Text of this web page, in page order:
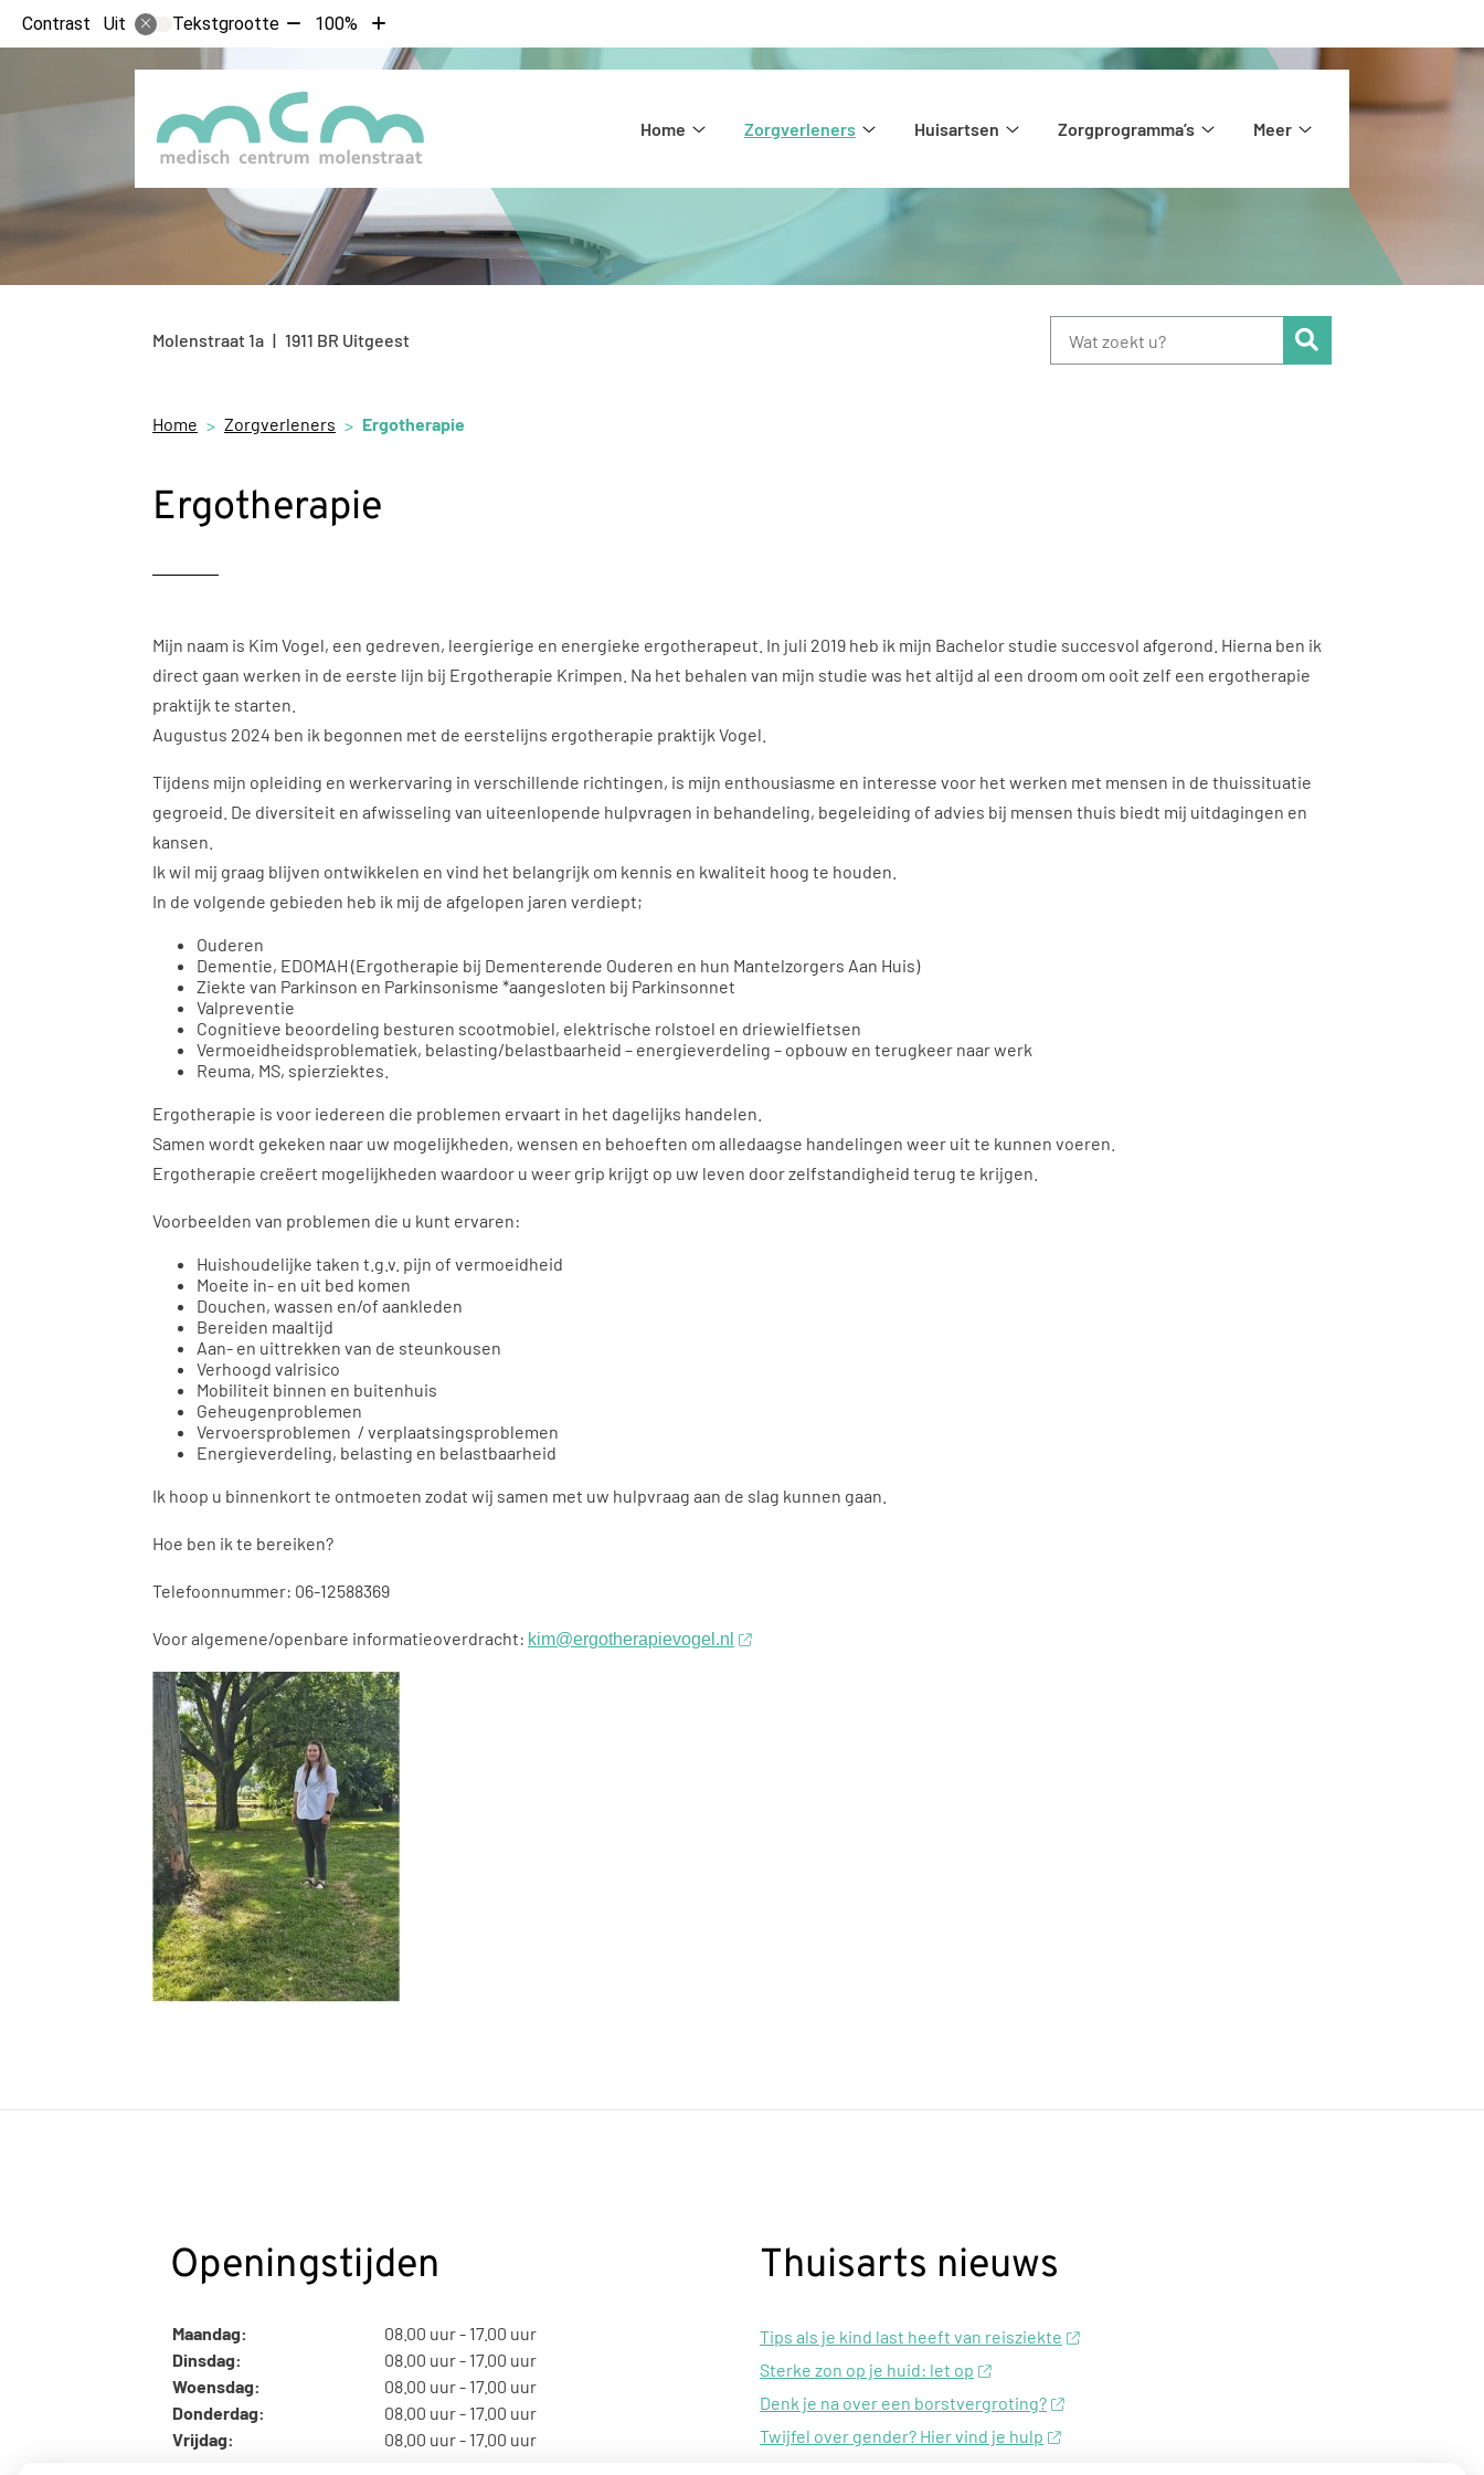
Contrast Uit Tekstgrootte Tekst
10%
100%
Tekst
vergroten
met
Home
Zorgverleners
Huisartsen
Zorgprogramma’s
Meer
Molenstraat1a 1911 BR Uitgeest
Home Zorgverleners Ergotherapie
Ergotherapie
Mijn naam is Kim Vogel, een gedreven, leergierige en energieke ergotherapeut. In juli 2019 heb ik mijn Bachelor studie succesvol afgerond. Hierna ben ik
direct gaan werken in de eerste lijn bij Ergotherapie Krimpen. Na het behalen van mijn studie was het altijd al een droom om ooit zelf een ergotherapie
praktijk te starten.
Augustus 2024 ben ik begonnen met de eerstelijns ergotherapie praktijk Vogel.
Tijdens mijn opleiding en werkervaring in verschillende richtingen, is mijn enthousiasme en interesse voor het werken met mensen in de thuissituatie
gegroeid. De diversiteit en afwisseling van uiteenlopende hulpvragen in behandeling, begeleiding of advies bij mensen thuis biedt mij uitdagingen en
kansen.
Ik wil mij graag blijven ontwikkelen en vind het belangrijk om kennis en kwaliteit hoog te houden.
In de volgende gebieden heb ik mij de afgelopen jaren verdiept;
Ouderen
Dementie, EDOMAH (Ergotherapie bij Dementerende Ouderen en hun Mantelzorgers Aan Huis)
Ziekte van Parkinson en Parkinsonisme *aangesloten bij Parkinsonnet
Valpreventie
Cognitieve beoordeling besturen scootmobiel, elektrische rolstoel en driewielfietsen
Vermoeidheidsproblematiek, belasting/belastbaarheid – energieverdeling – opbouw en terugkeer naar werk
Reuma, MS, spierziektes.
Ergotherapie is voor iedereen die problemen ervaart in het dagelijks handelen.
Samen wordt gekeken naar uw mogelijkheden, wensen en behoeften om alledaagse handelingen weer uit te kunnen voeren.
Ergotherapie creëert mogelijkheden waardoor u weer grip krijgt op uw leven door zelfstandigheid terug te krijgen.
Voorbeelden van problemen die u kunt ervaren:
Huishoudelijke taken t.g.v. pijn of vermoeidheid
Moeite in- en uit bed komen
Douchen, wassen en/of aankleden
Bereiden maaltijd
Aan- en uittrekken van de steunkousen
Verhoogd valrisico
Mobiliteit binnen en buitenhuis
Geheugenproblemen
Vervoersproblemen / verplaatsingsproblemen
Energieverdeling, belasting en belastbaarheid
Ik hoop u binnenkort te ontmoeten zodat wij samen met uw hulpvraag aan de slag kunnen gaan.
Hoe ben ik te bereiken?
Telefoonnummer: 06-12588369
Voor algemene/openbare informatieoverdracht: kim@ergotherapievogel.nl
Openingstijden
Maandag:
08.00 uur - 17.00 uur
Dinsdag:
08.00 uur - 17.00 uur
Woensdag:
08.00 uur - 17.00 uur
Donderdag:
08.00 uur - 17.00 uur
Vrijdag:
08.00 uur - 17.00 uur
Thuisarts nieuws
Tips als je kind last heeft van reisziekte
Sterke zon op je huid: let op
Denk je na over een borstvergroting?
Twijfel over gender? Hier vind je hulp